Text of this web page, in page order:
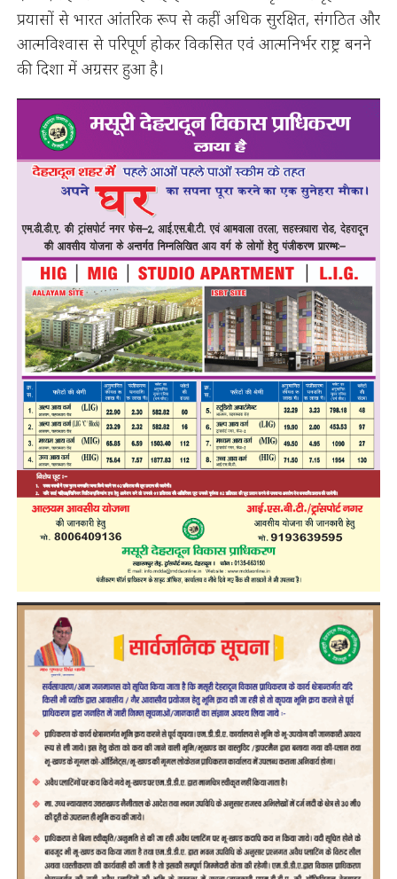
प्रयासों से भारत आंतरिक रूप से कहीं अधिक सुरक्षित, संगठित और
आत्मविश्वास से परिपूर्ण होकर विकसित एवं आत्मनिर्भर राष्ट्र बनने
की दिशा में अग्रसर हुआ है।